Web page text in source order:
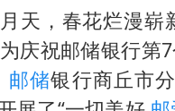
白海豚将正面袭击
酒店回应车内过夜
天，春花烂漫崭
庆祝邮储银行第7
邮储银行商丘市